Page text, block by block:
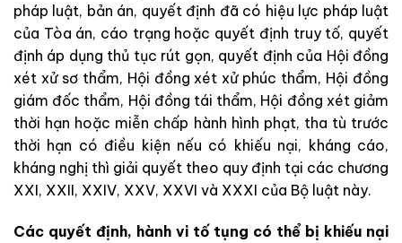
pháp luật, bản án, quyết định đã có hiệu lực pháp luật
của Tòa án, cáo trạng hoặc quyết định truy tố, quyết
định áp dụng thủ tục rút gọn, quyết định của Hội đồng
xét xử sơ thẩm, Hội đồng xét xử phúc thẩm, Hội đồng
giám đốc thẩm, Hội đồng tái thẩm, Hội đồng xét giảm
thời hạn hoặc miễn chấp hành hình phạt, tha tù trước
thời hạn có điều kiện nếu có khiếu nại, kháng cáo,
kháng nghị thì giải quyết theo quy định tại các chương
XXI, XXII, XXIV, XXV, XXVI và XXXI của Bộ luật này.
Các quyết định, hành vi tố tụng có thể bị khiếu nại